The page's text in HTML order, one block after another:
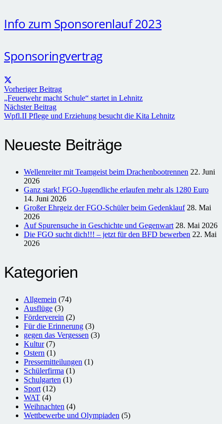
Info zum Sponsorenlauf 2023
Sponsoringvertrag
Vorheriger Beitrag
„Feuerwehr macht Schule“ startet in Lehnitz
Nächster Beitrag
Wpfl.II Pflege und Erziehung besucht die Kita Lehnitz
Neueste Beiträge
Wellenreiter mit Teamgeist beim Drachenbootrennen 22. Juni
2026
Ganz stark! FGO-Jugendliche erlaufen mehr als 1280 Euro
14. Juni 2026
Großer Ehrgeiz der FGO-Schüler beim Gedenklauf 28. Mai
2026
Auf Spurensuche in Geschichte und Gegenwart 28. Mai 2026
Die FGO sucht dich!!! – jetzt für den BFD bewerben 22. Mai
2026
Kategorien
Allgemein (74)
Ausflüge (3)
Förderverein (2)
Für die Erinnerung (3)
gegen das Vergessen (3)
Kultur(7)
Ostern (1)
Pressemitteilungen (1)
Schülerfirma (1)
Schulgarten (1)
Sport (12)
WAT (4)
Weihnachten (4)
Wettbewerbe und Olympiaden (5)